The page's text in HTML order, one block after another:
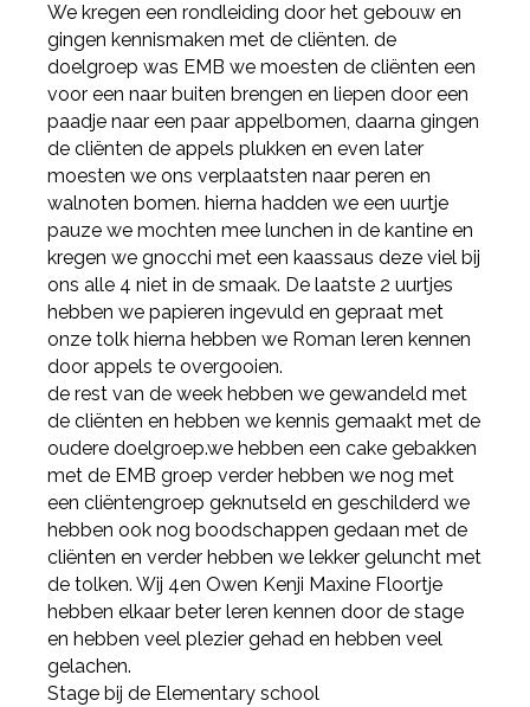
We kregen een rondleiding door het gebouw en
gingen kennismaken met de cliënten. de
doelgroep was EMB we moesten de cliënten een
voor een naar buiten brengen en liepen door een
paadje naar een paar appelbomen, daarna gingen
de cliënten de appels plukken en even later
moesten we ons verplaatsten naar peren en
walnoten bomen. hierna hadden we een uurtje
pauze we mochten mee lunchen in de kantine en
kregen we gnocchi met een kaassaus deze viel bij
ons alle 4 niet in de smaak. De laatste 2 uurtjes
hebben we papieren ingevuld en gepraat met
onze tolk hierna hebben we Roman leren kennen
door appels te overgooien.
de rest van de week hebben we gewandeld met
de cliënten en hebben we kennis gemaakt met de
oudere doelgroep.we hebben een cake gebakken
met de EMB groep verder hebben we nog met
een cliëntengroep geknutseld en geschilderd we
hebben ook nog boodschappen gedaan met de
cliënten en verder hebben we lekker geluncht met
de tolken. Wij 4en Owen Kenji Maxine Floortje
hebben elkaar beter leren kennen door de stage
en hebben veel plezier gehad en hebben veel
gelachen.
Stage bij de Elementary school